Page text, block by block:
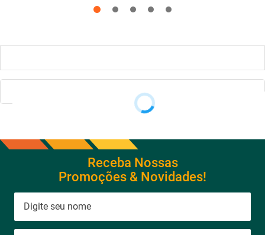
Receba Nossas
Promoções & Novidades!